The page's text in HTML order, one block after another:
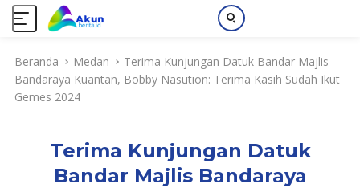
Beranda Medan
Terima Kunjungan Datuk Bandar Majlis
Bandaraya Kuantan, Bobby Nasution: Terima Kasih Sudah Ikut
Gemes 2024
Terima Kunjungan Datuk
Bandar Majlis Bandaraya